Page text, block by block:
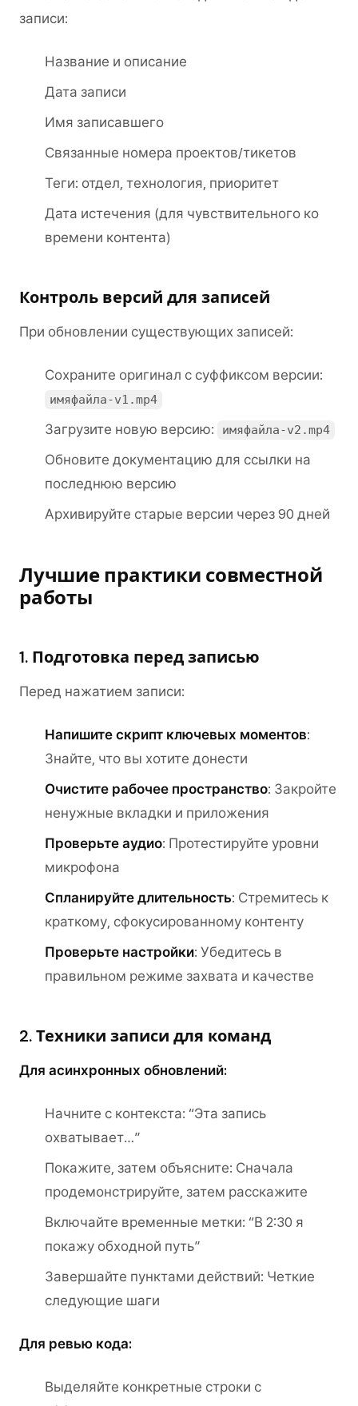
записи:
Название и описание
Дата записи
Имя записавшего
Связанные номера проектов/тикетов
Теги: отдел, технология, приоритет
Дата истечения (для чувствительного ко
времени контента)
Контроль версий для записей
При обновлении существующих записей:
Сохраните оригинал с суффиксом версии:
имяфайла-v1.mp4
Загрузите новую версию: имяфайла-v2.mp4
Обновите документацию для ссылки на
последнюю версию
Архивируйте старые версии через 90 дней
Лучшие практики совместной
работы
1. Подготовка перед записью
Перед нажатием записи:
Напишите скрипт ключевых моментов:
Знайте, что вы хотите донести
Очистите рабочее пространство: Закройте
ненужные вкладки и приложения
Проверьте аудио: Протестируйте уровни
микрофона
Спланируйте длительность: Стремитесь к
краткому, сфокусированному контенту
Проверьте настройки: Убедитесь в
правильном режиме захвата и качестве
2. Техники записи для команд
Для асинхронных обновлений:
Начните с контекста: “Эта запись
охватывает…”
Покажите, затем объясните: Сначала
продемонстрируйте, затем расскажите
Включайте временные метки: “В 2:30 я
покажу обходной путь”
Завершайте пунктами действий: Четкие
следующие шаги
Для ревью кода:
Выделяйте конкретные строки с